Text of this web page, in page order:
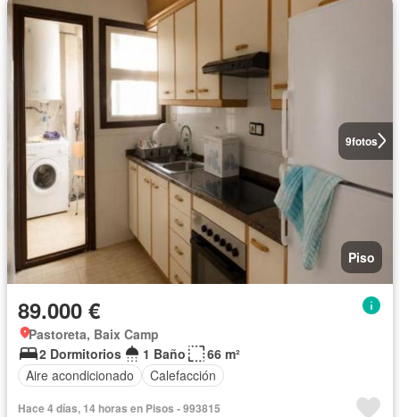
9fotos
Piso
89.000 €
Pastoreta, Baix Camp
2 Dormitorios
1 Baño
66 m²
Aire acondicionado
Calefacción
Hace 4 días, 14 horas en Pisos - 993815